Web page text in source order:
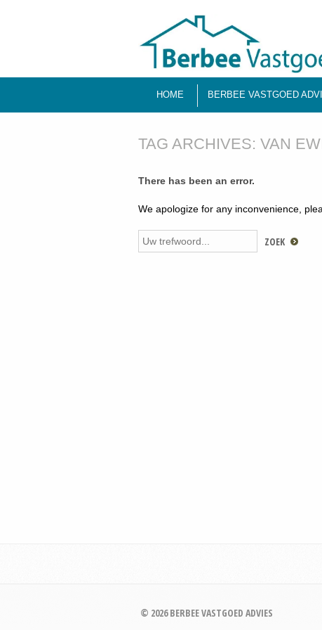
HOME BERBEE VASTGOED
TAG ARCHIVES: VAN
There has been an error.
We apologize for any inconvenience,
© 2026 BERBEE VASTGOED ADVIES